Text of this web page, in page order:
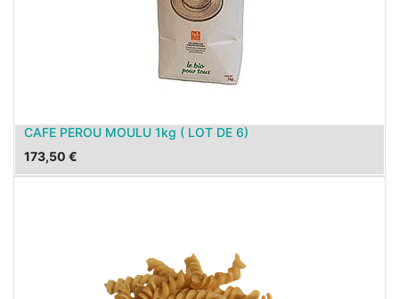
CAFE PEROU MOULU 1kg ( LOT DE 6)
173,50 €